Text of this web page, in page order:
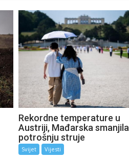
Rekordne temperature u
Austriji, Mađarska smanjila
potrošnju struje
Svijet Vijesti